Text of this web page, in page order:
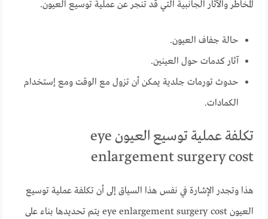
المخاطر والآثار الجانبية التي قد تنجر عن عملية توسيع العيون.
حالة جفاف العيون.
آثار كدمات حول العينين.
حدوث تورمات جلدية يمكن أن تزول مع الوقت ومع إستخدام
الكمادات.
تكلفة عملية توسيع العيون eye
enlargement surgery cost
هذا وتجدر الإشارة في نفس هذا السياق إلى أن تكلفة عملية توسيع
العيون eye enlargement surgery cost يتم تحديدها بناء على